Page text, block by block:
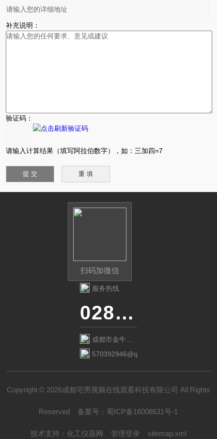
补充说明：
验证码：
请输入计算结果（填写阿拉伯数字），如：三加四=7
扫码加微信
服务热线
028-87741718
成都市金牛区
金府路799号1
570392946@qq.com
Copyright © 2026成都宅男视频在线观看科技有限公司 All Rights
Reserved 备案号： 蜀ICP备16008631号-1
技术支持： 化工仪器网 管理登录 sitemap.xml